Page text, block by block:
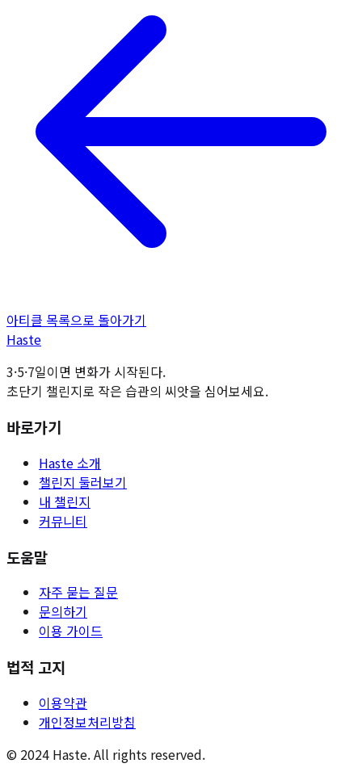
아티클 목록으로 돌아가기
Haste
3·5·7일이면 변화가 시작된다.
초단기 챌린지로 작은 습관의 씨앗을 심어보세요.
바로가기
Haste 소개
챌린지 둘러보기
내 챌린지
커뮤니티
도움말
자주 묻는 질문
문의하기
이용 가이드
법적 고지
이용약관
개인정보처리방침
© 2024 Haste. All rights reserved.